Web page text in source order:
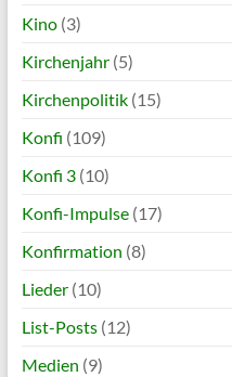
Kino(3)
Kirchenjahr(5)
Kirchenpolitik(15)
Konfi (109)
Konfi 3(10)
Konfi-Impulse(17)
Konfirmation (8)
Lieder(10)
List-Posts(12)
Medien (9)